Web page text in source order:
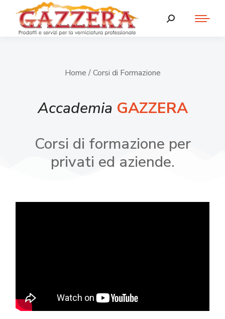
Home / Corsi di Formazione
Accademia GAZZERA
Corsi di formazione per
privati ed aziende.